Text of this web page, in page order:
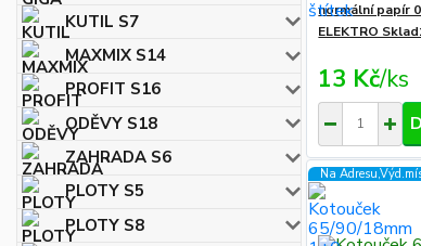
KUTIL S7
MAXMIX S14
PROFIT S16
ODĚVY S18
ZAHRADA S6
PLOTY S5
PLOTY S8
normální papír
ELEKTRO
13 Kč/ks
Na